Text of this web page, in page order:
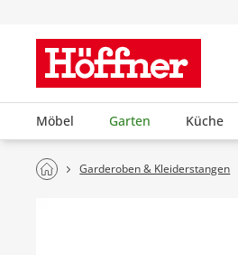
Möbel Garten Küche
Garderoben & Kleiderstangen